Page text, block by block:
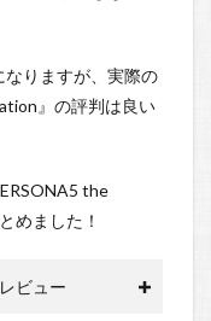
りますが、実際の
』の評判は良い
the
めました！
ビュー